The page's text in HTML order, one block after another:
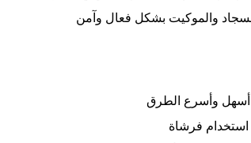
والموكيت بشكل فعال وآمن
أسهل وأسرع الطرق
استخدام فرشاة